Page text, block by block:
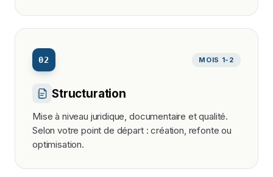
02 MOIS 1-2
Structuration
Mise à niveau juridique, documentaire et qualité.
Selon votre point de départ : création, refonte ou
optimisation.